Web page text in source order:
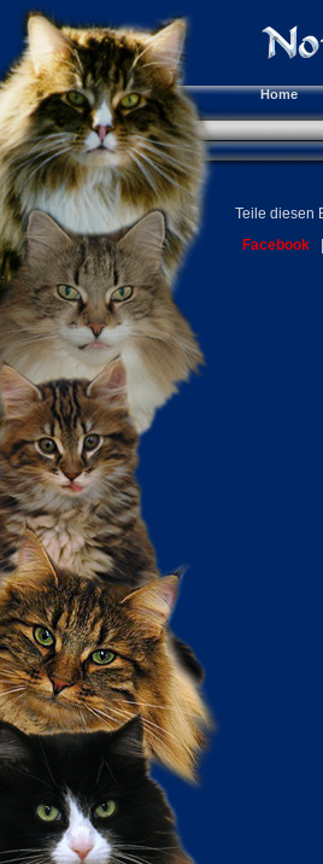
Home
Teile diesen
Facebook